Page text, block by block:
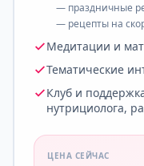
— праздничные
— рецепты на
Медитации и
Тематические
Клуб и
нутрициолога,
ЦЕНА СЕЙЧАС